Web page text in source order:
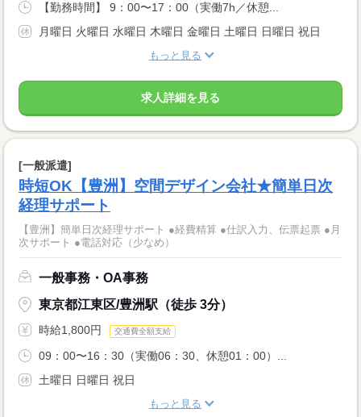
【勤務時間】 9：00〜17：00（実働7h／休憩...
月曜日 火曜日 水曜日 木曜日 金曜日 土曜日 日曜日 祝日
もっと見る
求人詳細を見る
[一般派遣]
時短OK【豊洲】空間デザイン会社★簡単日次
経理サポート
【豊洲】簡単日次経理サポート ●経費精算 ●仕訳入力、伝票起票 ●月
次サポート ●電話対応（少なめ）
一般事務・OA事務
東京都江東区/豊洲駅（徒歩 3分）
時給1,800円 交通費全額支給
09：00〜16：30（実働06：30、休憩01：00）...
土曜日 日曜日 祝日
もっと見る